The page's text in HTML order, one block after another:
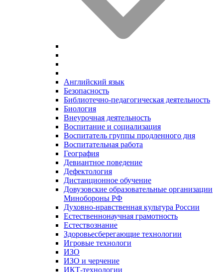
Английский язык
Безопасность
Библиотечно-педагогическая деятельность
Биология
Внеурочная деятельность
Воспитание и социализация
Воспитатель группы продленного дня
Воспитательная работа
География
Девиантное поведение
Дефектология
Дистанционное обучение
Довузовские образовательные организации
Минобороны РФ
Духовно‑нравственная культура России
Естественнонаучная грамотность
Естествознание
Здоровьесберегающие технологии
Игровые технологи
ИЗО
ИЗО и черчение
ИКТ-технологии